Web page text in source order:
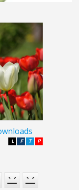
P
T
F
L